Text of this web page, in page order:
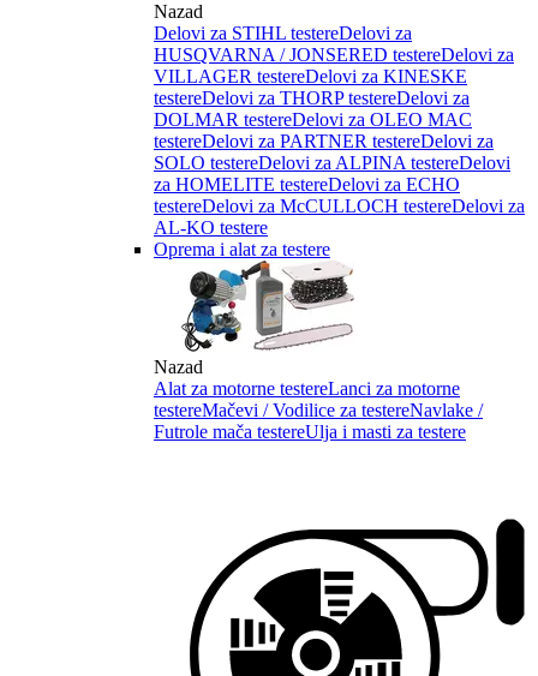
Nazad
Delovi za STIHL testereDelovi za
HUSQVARNA / JONSERED testereDelovi za
VILLAGER testereDelovi za KINESKE
testereDelovi za THORP testereDelovi za
DOLMAR testereDelovi za OLEO MAC
testereDelovi za PARTNER testereDelovi za
SOLO testereDelovi za ALPINA testereDelovi
za HOMELITE testereDelovi za ECHO
testereDelovi za McCULLOCH testereDelovi za
AL-KO testere
Oprema i alat za testere
Nazad
Alat za motorne testereLanci za motorne
testereMačevi / Vodilice za testereNavlake /
Futrole mača testereUlja i masti za testere